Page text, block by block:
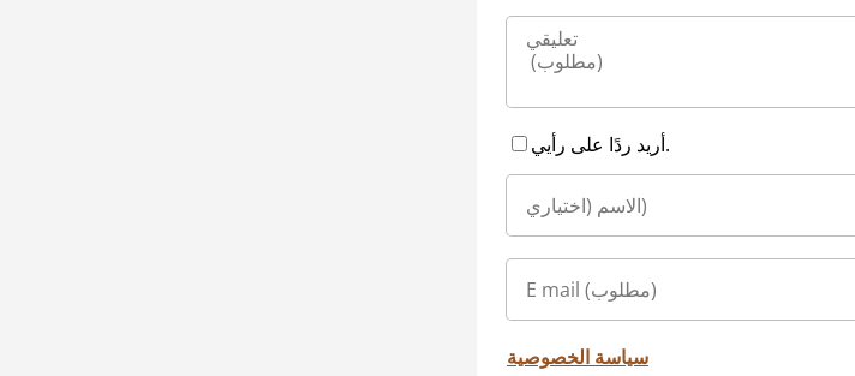
أريد ردًا على رأيي.
سياسة الخصوصية